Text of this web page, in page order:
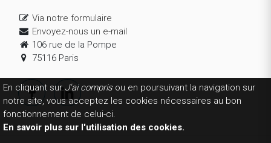
En cliquant sur J'ai comprisou en poursuivant la navigation sur
notre site, vous acceptez les cookies nécessaires au bon
fonctionnement de celui-ci.
En savoir plus sur l'utilisation des cookies.
Via notre formulaire
Envoyez-nous un e-mail
106 rue de la Pompe
75116 Paris